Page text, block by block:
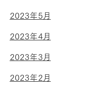
2023年5月
2023年4月
2023年3月
2023年2月